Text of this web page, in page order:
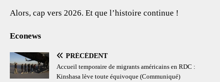
Alors, cap vers 2026. Et que l’histoire continue !
Econews
PRÉCÉDENT
Accueil temporaire de migrants américains en RDC :
Kinshasa lève toute équivoque (Communiqué)